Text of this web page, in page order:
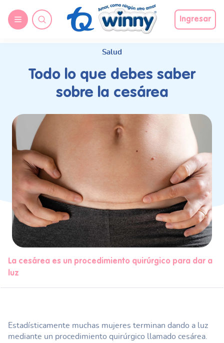
Ingresar
Salud
Todo lo que debes saber
sobre la cesárea
La cesárea es un procedimiento quirúrgico para dar a
luz
Estadísticamente muchas mujeres terminan dando a luz
mediante un procedimiento quirúrgico llamado cesárea.